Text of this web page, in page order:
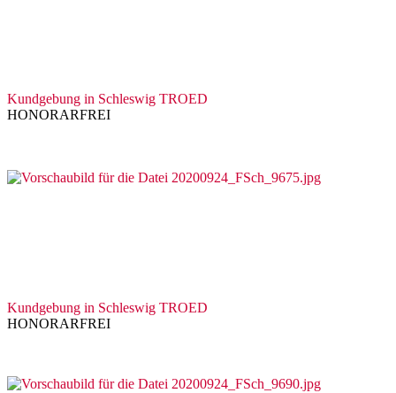
Kundgebung in Schleswig TROED
HONORARFREI
Kundgebung in Schleswig TROED
HONORARFREI